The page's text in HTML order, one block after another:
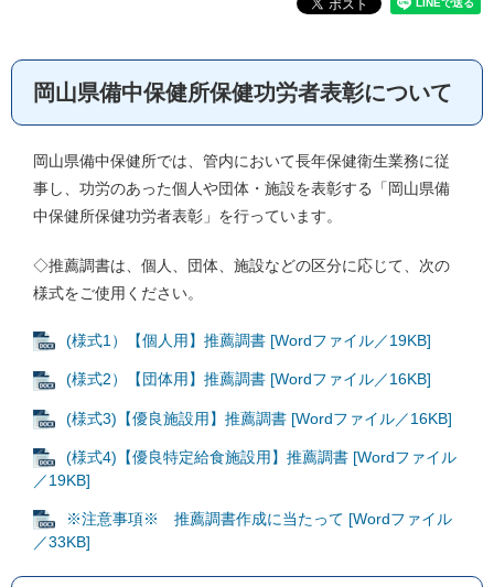
岡山県備中保健所保健功労者表彰について
岡山県備中保健所では、管内において長年保健衛生業務に従
事し、功労のあった個人や団体・施設を表彰する「岡山県備
中保健所保健功労者表彰」を行っています。
◇推薦調書は、個人、団体、施設などの区分に応じて、次の
様式をご使用ください。
(様式1）【個人用】推薦調書 [Wordファイル／19KB]
(様式2）【団体用】推薦調書 [Wordファイル／16KB]
(様式3)【優良施設用】推薦調書 [Wordファイル／16KB]
(様式4)【優良特定給食施設用】推薦調書 [Wordファイル
／19KB]
※注意事項※ 推薦調書作成に当たって [Wordファイル
／33KB]